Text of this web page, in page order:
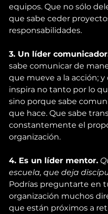
equipos. Que no sólo
que sabe ceder
responsabilidades.
3. Un líder
sabe comunicar de
que mueve a la acción; y
inspira no tanto por lo
sino porque sabe
que hace. Que sabe
constantemente el
organización.
4. Es un líder mentor.
escuela, que deja
Podrías preguntarte en
organización muchos
que están próximos a